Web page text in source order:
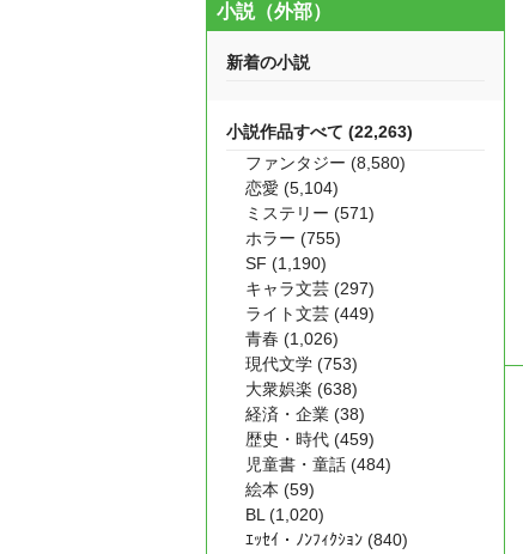
小説（外部）
新着の小説
小説作品すべて (22,263)
ファンタジー (8,580)
恋愛 (5,104)
ミステリー (571)
ホラー (755)
SF (1,190)
キャラ文芸 (297)
ライト文芸 (449)
青春 (1,026)
現代文学 (753)
大衆娯楽 (638)
経済・企業 (38)
歴史・時代 (459)
児童書・童話 (484)
絵本 (59)
BL (1,020)
ｴｯｾｲ・ﾉﾝﾌｨｸｼｮﾝ (840)